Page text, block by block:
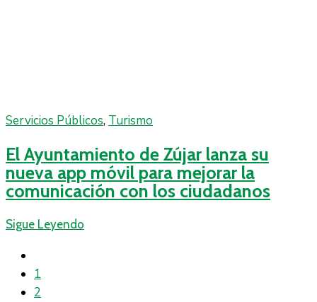
Servicios Públicos‚ Turismo
El Ayuntamiento de Zújar lanza su
nueva app móvil para mejorar la
comunicación con los ciudadanos
Sigue Leyendo
1
2